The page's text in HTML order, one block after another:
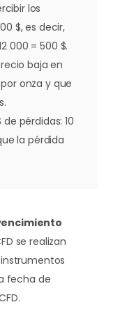
los
$, es decir,
000 = 500 $.
baja en
onza y que
pérdidas: 10
la pérdida
se realizan
fecha de